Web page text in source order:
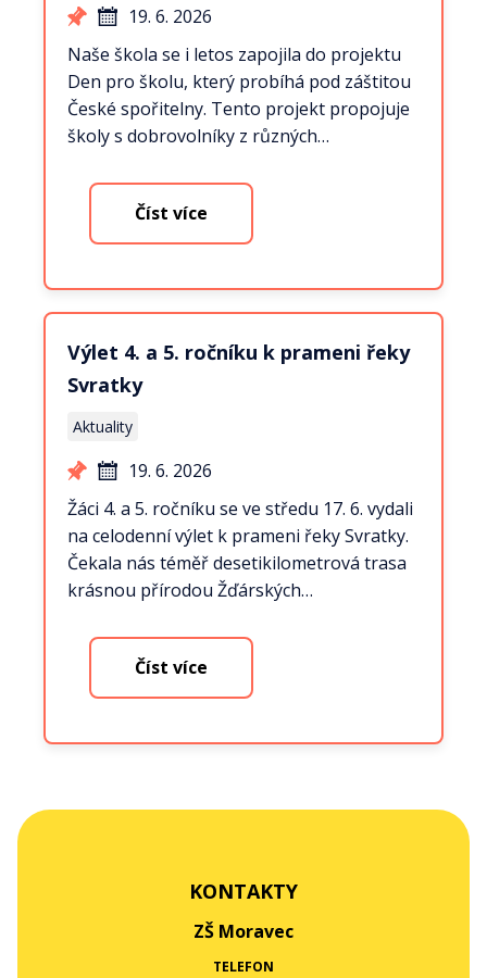
19. 6. 2026
Naše škola se i letos zapojila do projektu
Den pro školu, který probíhá pod záštitou
České spořitelny. Tento projekt propojuje
školy s dobrovolníky z různých…
Číst více
Výlet 4. a 5. ročníku k prameni řeky
Svratky
Aktuality
19. 6. 2026
Žáci 4. a 5. ročníku se ve středu 17. 6. vydali
na celodenní výlet k prameni řeky Svratky.
Čekala nás téměř desetikilometrová trasa
krásnou přírodou Žďárských…
Číst více
KONTAKTY
ZŠ Moravec
TELEFON